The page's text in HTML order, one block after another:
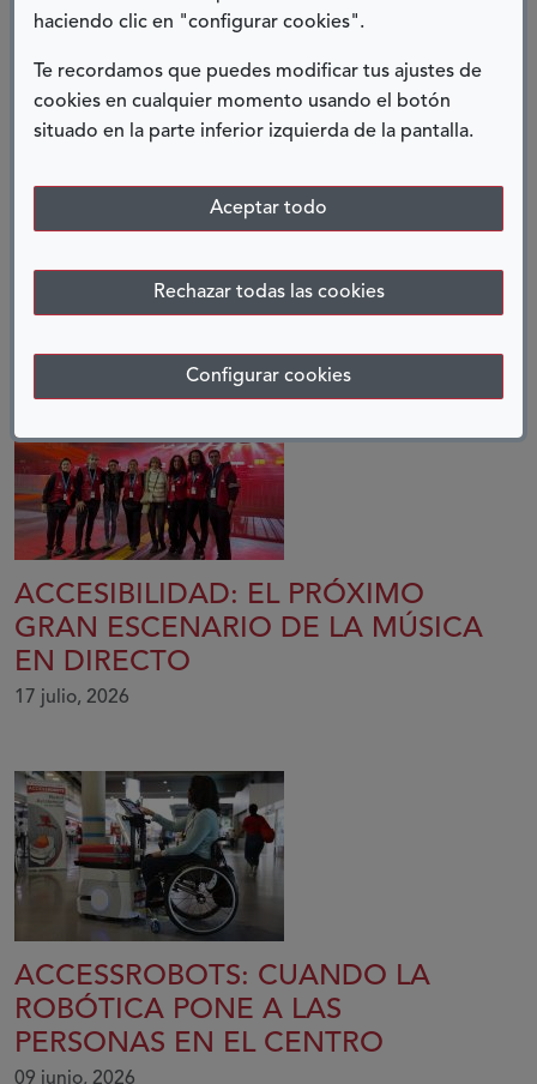
haciendo clic en "configurar cookies".
Te recordamos que puedes modificar tus ajustes de
cookies en cualquier momento usando el botón
situado en la parte inferior izquierda de la pantalla.
Aceptar todo
Rechazar todas las cookies
Configurar cookies
Sofía Sangrador del Río
y María Isabel Botellero Gutiérrez
Departamento de Difusión
Twitter
Facebook
LinkedIn
Telegram
ACCESIBILIDAD: EL PRÓXIMO
GRAN ESCENARIO DE LA MÚSICA
EN DIRECTO
17 julio, 2026
ACCESSROBOTS: CUANDO LA
ROBÓTICA PONE A LAS
PERSONAS EN EL CENTRO
09 junio, 2026